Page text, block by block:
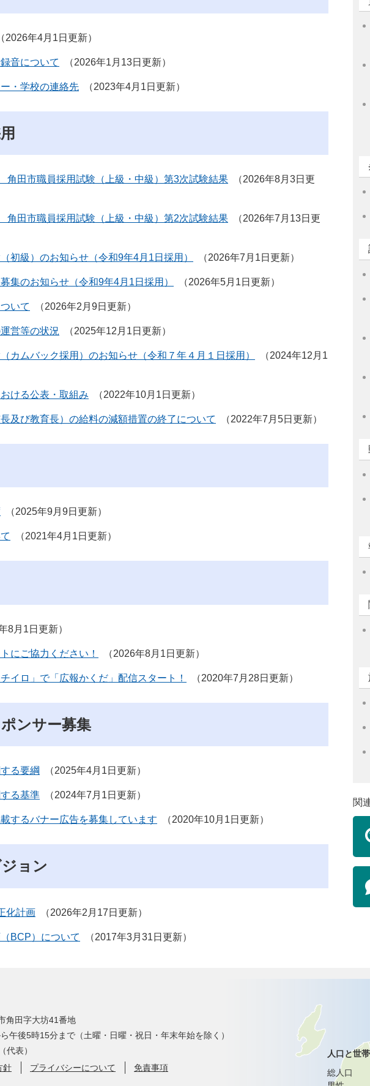
2026年4月1日更新
音について 2026年1月13日更新
・学校の連絡先 2023年4月1日更新
田市職員採用試験（上級・中級）第3次試験結果
2026年8月3日更
田市職員採用試験（上級・中級）第2次試験結果
2026年7月13日更
初級）のお知らせ（令和9年4月1日採用） 2026年7月1日更新
集のお知らせ（令和9年4月1日採用） 2026年5月1日更新
いて 2026年2月9日更新
営等の状況 2025年12月1日更新
カムバック採用）のお知らせ（令和７年４月１日採用）
2024年12月1
ける公表・取組み 2022年10月1日更新
及び教育長）の給料の減額措置の終了について 2022年7月5日更新
2025年9月9日更新
2021年4月1日更新
8月1日更新
にご協力ください！ 2026年8月1日更新
イロ」で「広報かくだ」配信スタート！ 2020年7月28日更新
ンサー募集
る要綱 2025年4月1日更新
る基準 2024年7月1日更新
するバナー広告を募集しています 2020年10月1日更新
ョン
化計画 2026年2月17日更新
BCP）について 2017年3月31日更新
関
角田字大坊41番地
午後5時15分まで（土曜・日曜・祝日・年末年始を除く）
代表）
針
プライバシーについて 免責事項
人口と世
総人口